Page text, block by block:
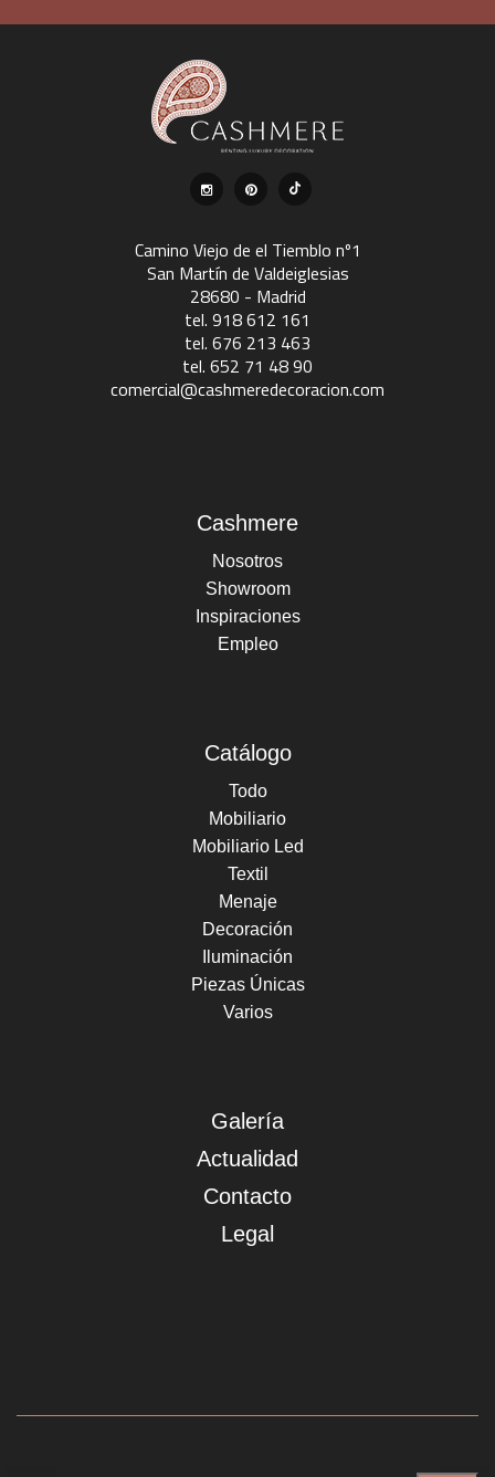
Camino Viejo de el Tiemblo nº1
San Martín de Valdeiglesias
28680 - Madrid
tel. 918 612 161
tel. 676 213 463
tel. 652 71 48 90
comercial@cashmeredecoracion.com
Cashmere
Nosotros
Showroom
Inspiraciones
Empleo
Catálogo
Todo
Mobiliario
Mobiliario Led
Textil
Menaje
Decoración
Iluminación
Piezas Únicas
Varios
Galería
Actualidad
Contacto
Legal